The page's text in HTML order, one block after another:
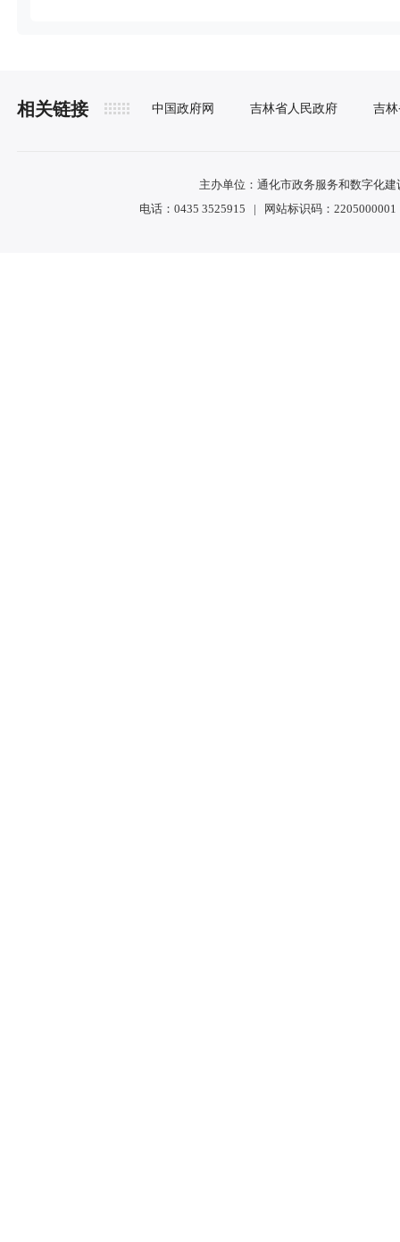
相关链接 中国政府网 吉林省人民政府 吉
主办单位：通化市政务服务和数字化
电话：0435 3525915 | 网站标识码：